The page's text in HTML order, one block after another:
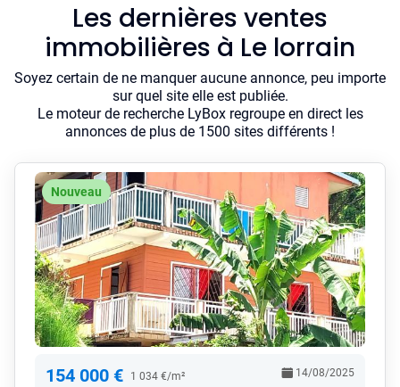
Les dernières ventes
immobilières à Le lorrain
Soyez certain de ne manquer aucune annonce, peu importe
sur quel site elle est publiée.
Le moteur de recherche LyBox regroupe en direct les
annonces de plus de 1500 sites différents !
Nouveau
154 000 € 1 034 €/m² 14/08/2025